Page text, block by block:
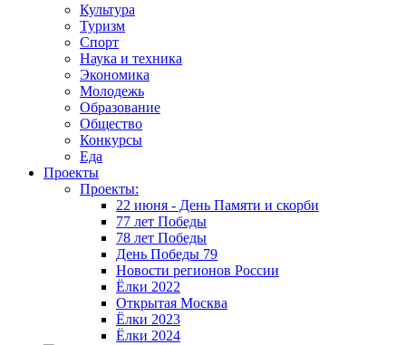
Культура
Туризм
Спорт
Наука и техника
Экономика
Молодежь
Образование
Общество
Конкурсы
Еда
Проекты
Проекты:
22 июня - День Памяти и скорби
77 лет Победы
78 лет Победы
День Победы 79
Новости регионов России
Ёлки 2022
Открытая Москва
Ёлки 2023
Ёлки 2024